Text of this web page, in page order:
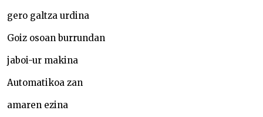
gero galtza urdina
Goiz osoan burrundan
jaboi-ur makina
Automatikoa zan
amaren ezina